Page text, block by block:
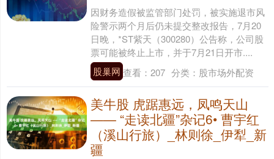
因财务造假被监管部门处罚，被实施退市风
险警示两个月后仍未提交整改报告，7月20
日晚，*ST紫天（300280）公告称，公司股
票可能被终止上市，并于7月21日开市....
股巢网 查看： 207 分类： 股市场外配资
美牛股 虎踞惠远，凤鸣天山
—— “走读北疆”杂记6• 曹宇红
（溪山行旅）_林则徐_伊犁_新
疆